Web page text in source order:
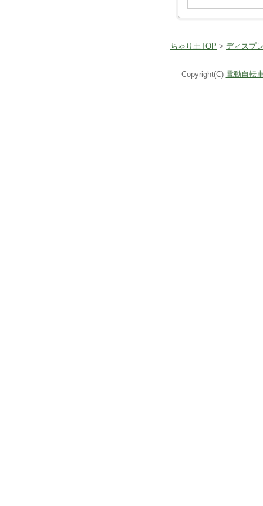
ちゃり王TOP > ディスプ
Copyright(C) 電動自転